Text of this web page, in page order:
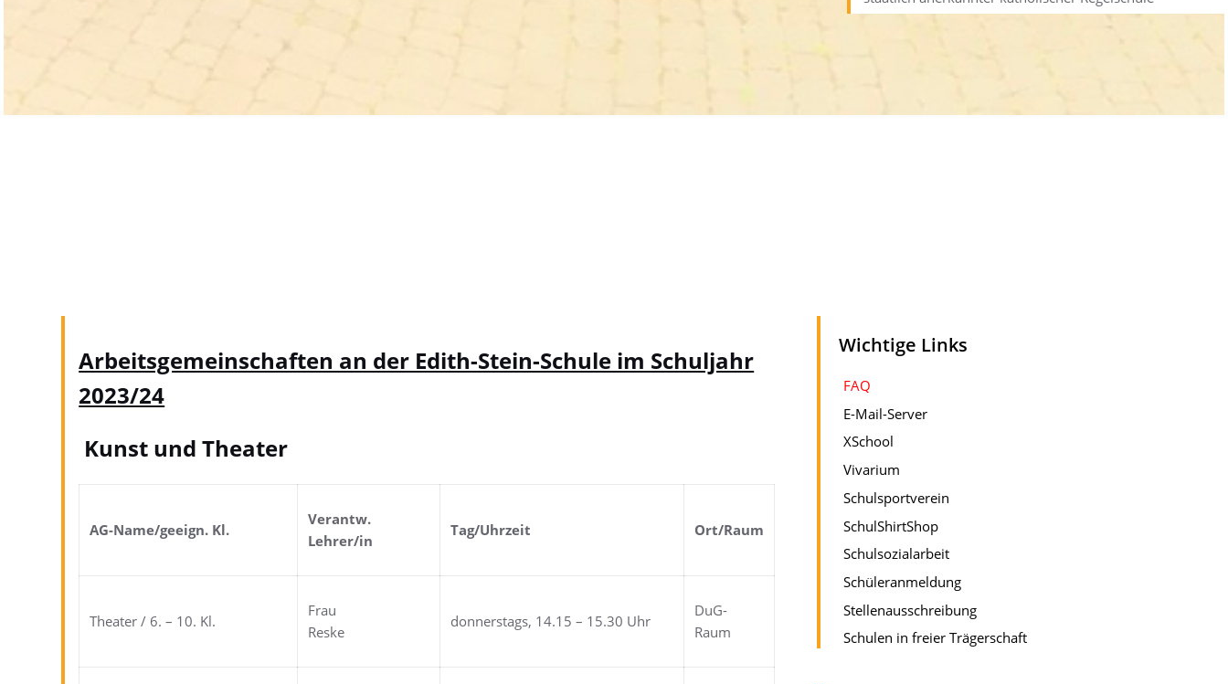
Arbeitsgemeinschaften an der Edith-Stein-Schule im Schuljahr
2023/24
Kunst und Theater
AG-Name/geeign. Kl.
Verantw.
Lehrer/in
Tag/Uhrzeit Ort/Raum
Theater / 6. – 10. Kl.
Frau
Reske
donnerstags, 14.15 – 15.30 Uhr
DuG-
Raum
Wichtige Links
FAQ
E-Mail-Server
XSchool
Vivarium
Schulsportverein
SchulShirtShop
Schulsozialarbeit
Schüleranmeldung
Stellenausschreibung
Schulen in freier Trägerschaft